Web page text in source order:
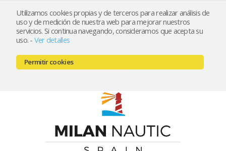
Utilizamos cookies propias y de terceros para realizar análisis de
uso y de medición de nuestra web para mejorar nuestros
servicios. Si continua navegando, consideramos que acepta su
uso. - Ver detalles
Permitir cookies
Registrarse Mi cuenta
666521122 // 654999333